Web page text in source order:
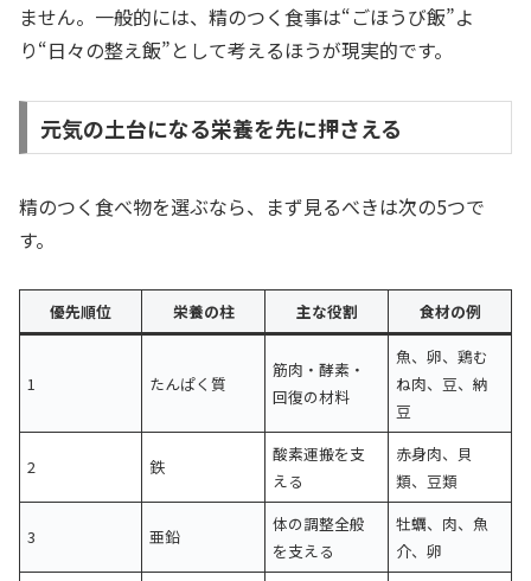
ません。一般的には、精のつく食事は“ごほうび飯”よ
り“日々の整え飯”として考えるほうが現実的です。
元気の土台になる栄養を先に押さえる
精のつく食べ物を選ぶなら、まず見るべきは次の5つで
す。
優先順位 栄養の柱 主な役割 食材の例
1 たんぱく質
筋肉・酵素・
回復の材料
魚、卵、鶏む
ね肉、豆、納
豆
2 鉄
酸素運搬を支
える
赤身肉、貝
類、豆類
3 亜鉛
体の調整全般
を支える
牡蠣、肉、魚
介、卵